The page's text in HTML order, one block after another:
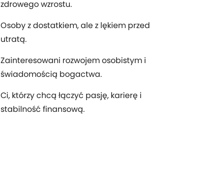
zdrowego wzrostu.
Osoby z dostatkiem, ale z lękiem przed
utratą.
Zainteresowani rozwojem osobistym i
świadomością bogactwa.
Ci, którzy chcą łączyć pasję, karierę i
stabilność finansową.